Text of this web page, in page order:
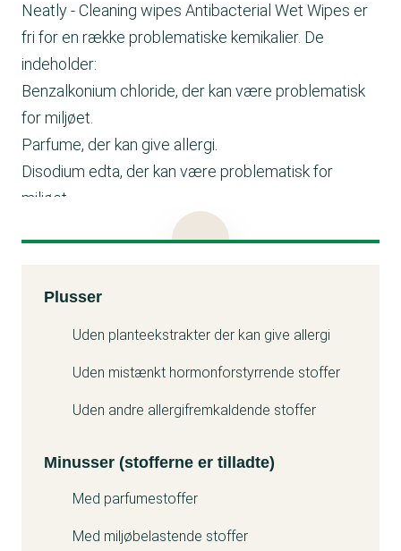
Neatly - Cleaning wipes Antibacterial Wet Wipes er
fri for en række problematiske kemikalier. De
indeholder:
Benzalkonium chloride, der kan være problematisk
for miljøet.
Parfume, der kan give allergi.
Disodium edta, der kan være problematisk for
miljøet.
Kommentar fra producent:
detergentforordningen. På et biocidprodukt skal
aktivstofferne anføres, hvilket de også er. Vi
Kemitest
Plusser
Uden planteekstrakter der kan give allergi
Uden mistænkt hormonforstyrrende stoffer
Uden andre allergifremkaldende stoffer
Minusser (stofferne er tilladte)
Med parfumestoffer
Med miljøbelastende stoffer